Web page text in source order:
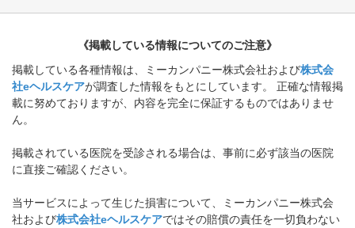
《掲載している情報についてのご注意》
掲載している各種情報は、ミーカンパニー株式会社および株式会
社eヘルスケアが調査した情報をもとにしています。 正確な情報掲
載に努めておりますが、内容を完全に保証するものではありませ
ん。
掲載されている医院を受診される場合は、事前に必ず該当の医院
に直接ご確認ください。
当サービスによって生じた損害について、ミーカンパニー株式会
社および株式会社eヘルスケアではその賠償の責任を一切負わない